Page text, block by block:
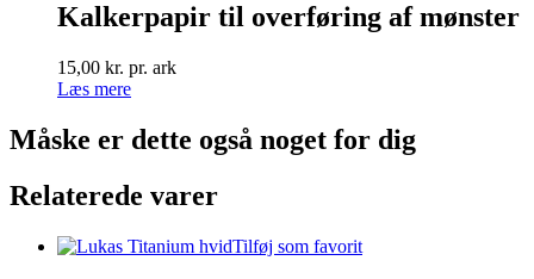
Kalkerpapir til overføring af mønster
15,00 kr. pr. ark
Læs mere
Måske er dette også noget for dig
Relaterede varer
Tilføj som favorit